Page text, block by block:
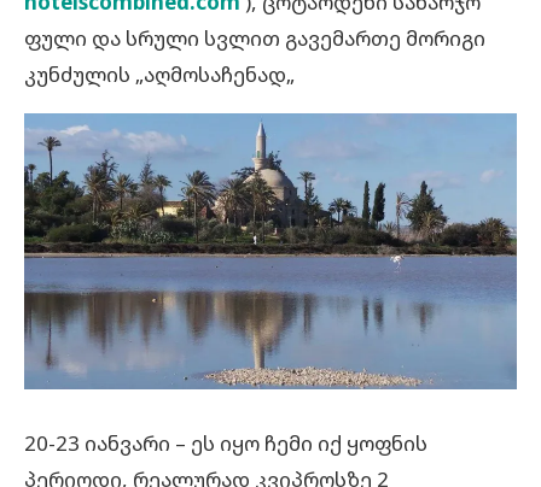
ფული და სრული სვლით გავემართე მორიგი
კუნძულის „აღმოსაჩენად„
20-23 იანვარი – ეს იყო ჩემი იქ ყოფნის
პერიოდი, რეალურად კვიპროსზე 2